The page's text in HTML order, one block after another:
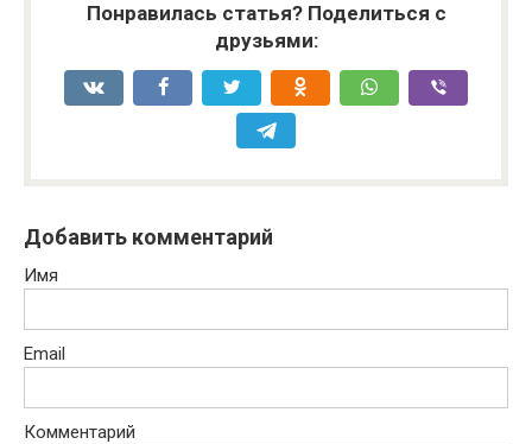
Понравилась статья? Поделиться с
друзьями:
Добавить комментарий
Имя
Email
Комментарий